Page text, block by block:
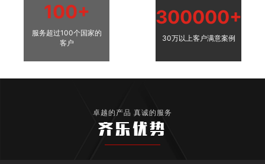
100+
服务超过100个国家的
客户
300000+
30万以上客户满意案例
卓越的产品 真诚的服务
齐乐优势